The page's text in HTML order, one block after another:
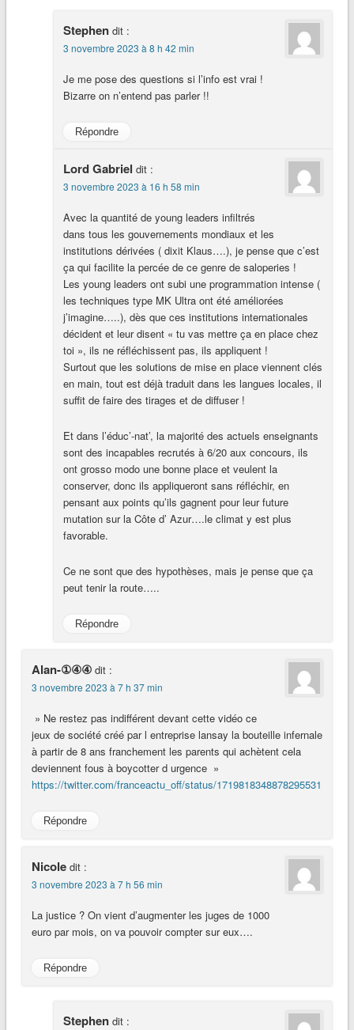
Stephen dit :
3 novembre 2023 à 8 h 42 min
Je me pose des questions si l’info est vrai !
Bizarre on n’entend pas parler !!
Répondre
Lord Gabriel dit :
3 novembre 2023 à 16 h 58 min
Avec la quantité de young leaders infiltrés
dans tous les gouvernements mondiaux et les
institutions dérivées ( dixit Klaus….), je pense que c’est
ça qui facilite la percée de ce genre de saloperies !
Les young leaders ont subi une programmation intense (
les techniques type MK Ultra ont été améliorées
j’imagine…..), dès que ces institutions internationales
décident et leur disent « tu vas mettre ça en place chez
toi », ils ne réfléchissent pas, ils appliquent !
Surtout que les solutions de mise en place viennent clés
en main, tout est déjà traduit dans les langues locales, il
suffit de faire des tirages et de diffuser !
Et dans l’éduc’-nat’, la majorité des actuels enseignants
sont des incapables recrutés à 6/20 aux concours, ils
ont grosso modo une bonne place et veulent la
conserver, donc ils appliqueront sans réfléchir, en
pensant aux points qu’ils gagnent pour leur future
mutation sur la Côte d’ Azur….le climat y est plus
favorable.
Ce ne sont que des hypothèses, mais je pense que ça
peut tenir la route…..
Répondre
Alan-①④④ dit :
3 novembre 2023 à 7 h 37 min
» Ne restez pas indifférent devant cette vidéo ce
jeux de société créé par l entreprise lansay la bouteille infernale
à partir de 8 ans franchement les parents qui achètent cela
deviennent fous à boycotter d urgence »
https://twitter.com/franceactu_off/status/1719818348878295531
Répondre
Nicole dit :
3 novembre 2023 à 7 h 56 min
La justice ? On vient d’augmenter les juges de 1000
euro par mois, on va pouvoir compter sur eux….
Répondre
Stephen dit :